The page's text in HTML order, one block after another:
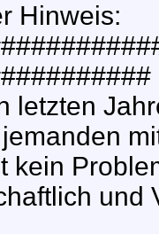
Hinweis:
letzten
kein
und